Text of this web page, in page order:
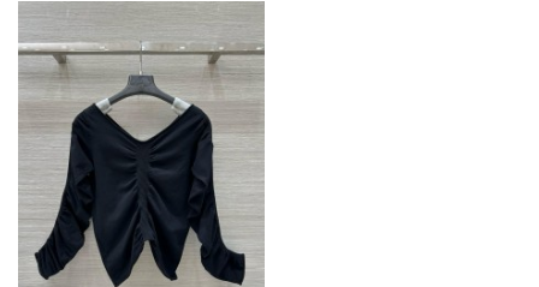
Cпортивные брюки
Комбинезоны